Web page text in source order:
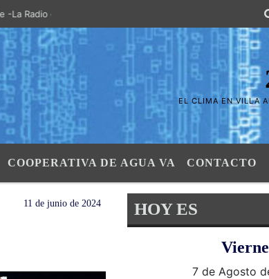
de la Villa- "El Aire de las Sierras". SI SU AVISO
EL CLIMA EN VILLA
COOPERATIVA DE AGUA VA CONTACTO
11 de junio de 2024 HOY ES
7 de Agosto